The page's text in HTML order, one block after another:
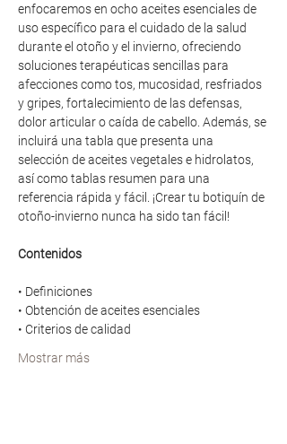
enfocaremos en ocho aceites esenciales de
uso específico para el cuidado de la salud
durante el otoño y el invierno, ofreciendo
soluciones terapéuticas sencillas para
afecciones como tos, mucosidad, resfriados
y gripes, fortalecimiento de las defensas,
dolor articular o caída de cabello. Además, se
incluirá una tabla que presenta una
selección de aceites vegetales e hidrolatos,
así como tablas resumen para una
referencia rápida y fácil. ¡Crear tu botiquín de
otoño-invierno nunca ha sido tan fácil!
Contenidos
• Definiciones
• Obtención de aceites esenciales
• Criterios de calidad
Mostrar más